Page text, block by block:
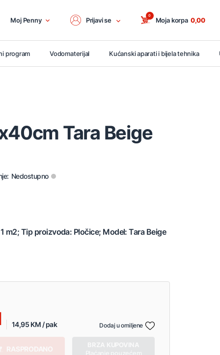
Moj Penny Prijavi se Moja korpa
0
0,00
program Vodomaterijal Kućanski aparati i bijela tehnika
Tara Beige
Nedostupno
m2; Tip proizvoda: Pločice; Model: Tara Beige
14,95 KM / pak
RASPRODANO
Dodaj u omiljene